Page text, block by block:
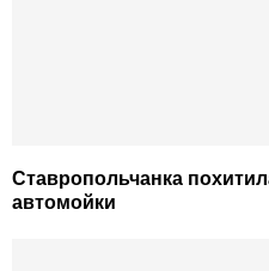
Ставропольчанка
автомойки